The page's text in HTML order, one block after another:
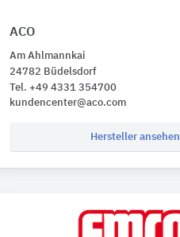
ACO
Am Ahlmannkai
24782 Büdelsdorf
Tel. +49 4331 354700
kundencenter@aco.com
Hersteller ansehen